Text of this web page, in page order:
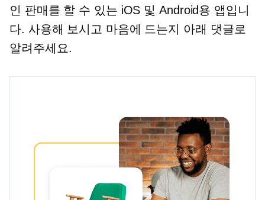
인 판매를 할 수 있는 iOS 및 Android용 앱입니
다. 사용해 보시고 마음에 드는지 아래 댓글로
알려주세요.